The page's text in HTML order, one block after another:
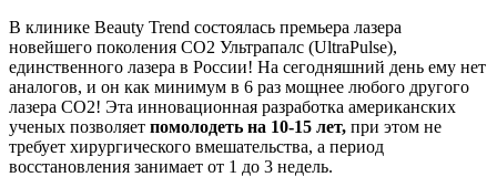
В клинике Beauty Trend состоялась премьера лазера
новейшего поколения СО2 Ультрапалс (UltraPulse),
единственного лазера в России! На сегодняшний день ему нет
аналогов, и он как минимум в 6 раз мощнее любого другого
лазера СО2! Эта инновационная разработка американских
ученых позволяет помолодеть на 10-15 лет, при этом не
требует хирургического вмешательства, а период
восстановления занимает от 1 до 3 недель.